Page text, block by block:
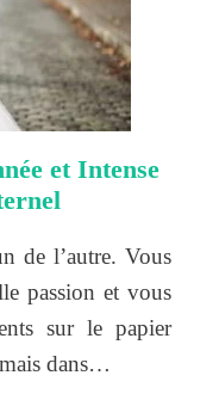
et Intense
de l’autre. Vous
passion et vous
sur le papier
dans…